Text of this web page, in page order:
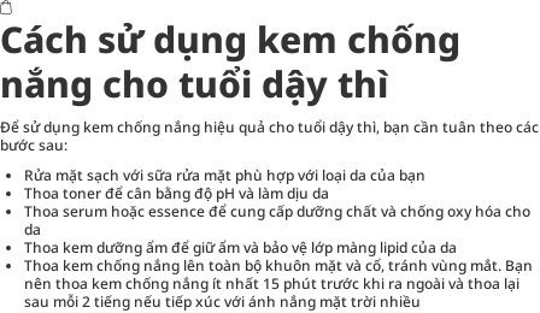
Cách sử dụng kem chống
nắng cho tuổi dậy thì
Để sử dụng kem chống nắng hiệu quả cho tuổi dậy thì, bạn cần tuân theo các
bước sau:
Rửa mặt sạch với sữa rửa mặt phù hợp với loại da của bạn
Thoa toner để cân bằng độ pH và làm dịu da
Thoa serum hoặc essence để cung cấp dưỡng chất và chống oxy hóa cho
da
Thoa kem dưỡng ẩm để giữ ẩm và bảo vệ lớp màng lipid của da
Thoa kem chống nắng lên toàn bộ khuôn mặt và cổ, tránh vùng mắt. Bạn
nên thoa kem chống nắng ít nhất 15 phút trước khi ra ngoài và thoa lại
sau mỗi 2 tiếng nếu tiếp xúc với ánh nắng mặt trời nhiều